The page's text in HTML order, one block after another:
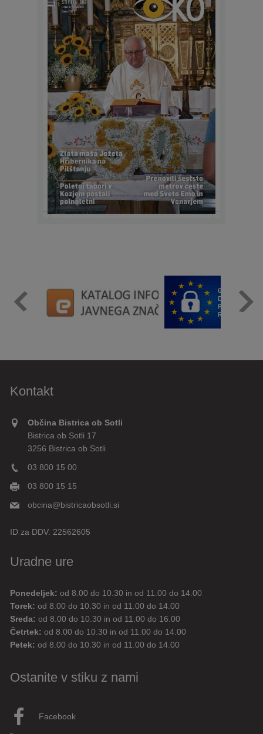
Kontakt
Občina Bistrica ob Sotli
Bistrica ob Sotli 17
3256 Bistrica ob Sotli
03 800 15 00
03 800 15 15
obcina@bistricaobsotli.si
ID za DDV: 22562605
Uradne ure
Ponedeljek: od 8.00 do 10.30 in od 11.00 do 14.00
Torek: od 8.00 do 10.30 in od 11.00 do 14.00
Sreda: od 8.00 do 10.30 in od 11.00 do 16.00
Četrtek: od 8.00 do 10.30 in od 11.00 do 14.00
Petek: od 8.00 do 10.30 in od 11.00 do 14.00
Ostanite v stiku z nami
Facebook
Digitalni pomočnik
Aktualne novice Aktualne cestne zapore
Dovolilnice za parkiranje
Živjo! 👋 Napiši vprašanje ali klikni na eno od hitrih